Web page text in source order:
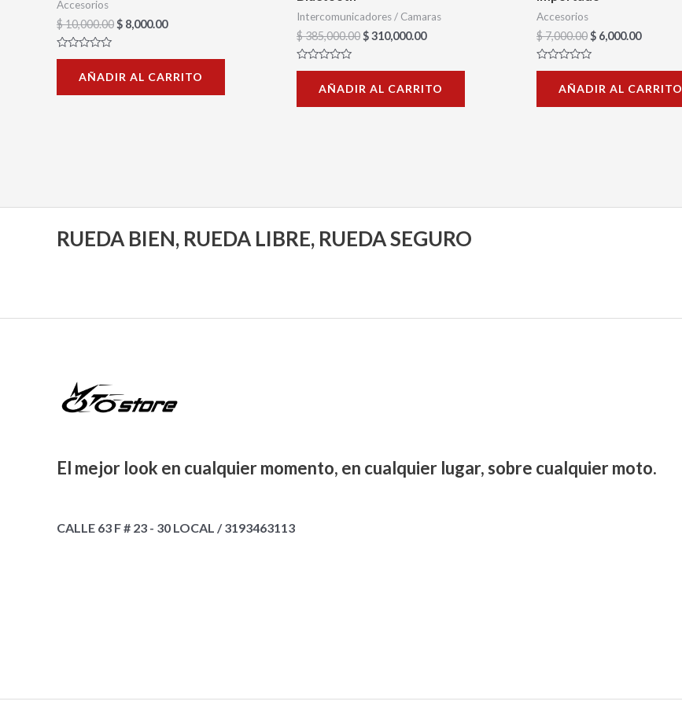
Accesorios
$10,000.00$ 8,000.00
Valorado
5
AÑADIR AL CARRITO
Intercomunicadores / Camaras
$385,000.00$310,000.00
Valorado
5
AÑADIR AL CARRITO
Accesorios
$7,000.00$ 6,000.00
Valorado
5
AÑADIR AL CARRITO
RUEDA BIEN, RUEDA LIBRE, RUEDA SEGURO
El mejor look en cualquier momento, en cualquier lugar, sobre cualquier moto.
CALLE 63 F # 23 - 30 LOCAL / 3193463113